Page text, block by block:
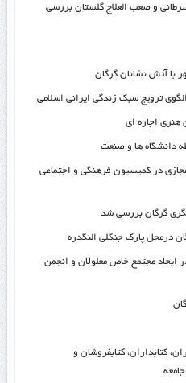
و صعب العلاج گلستان بررسی
آتش نشانان گرگان
ترویج سبک زندگی ایرانی اسلامی
هنری اجاره ای
دانشگاه ها و صنعت
در کمیسیون فرهنگی و اجتماعی
گرگان بررسی شد
درمحل پارک جنگلی النگدره
مجتمع خاص معلولان و انجمن
کتابداران، کتابفروشان و